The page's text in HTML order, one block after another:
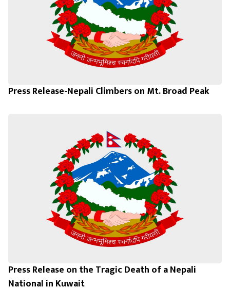
Press Release-Nepali Climbers on Mt. Broad Peak
Press Release on the Tragic Death of a Nepali
National in Kuwait